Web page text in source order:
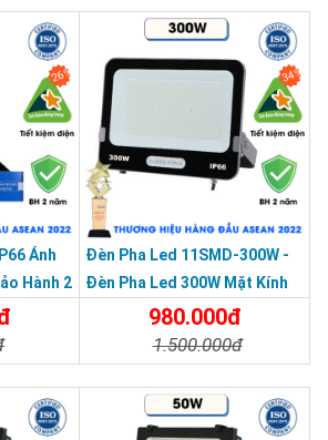
26%
Ánh
Hành 2
34%
Đèn Pha Led 11SMD-300W -
Đèn Pha Led 300W Mặt Kính
Cường Lực, Chống Thấm IP66
980.000đ
1.500.000đ